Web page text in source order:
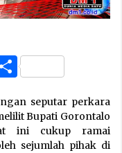
Share
seputar perkara
Bupati Gorontalo
ini cukup ramai
sejumlah pihak di